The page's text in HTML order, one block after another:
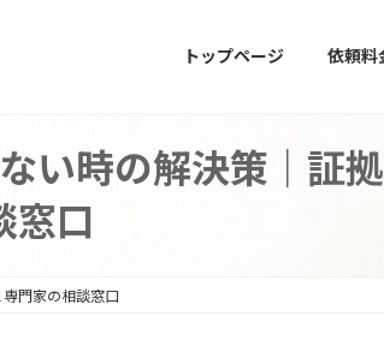
トップページ 依頼料
い時の解決策｜証
窓口
門家の相談窓口